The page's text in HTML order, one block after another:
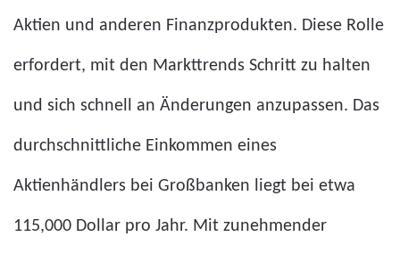
Aktien und anderen Finanzprodukten. Diese Rolle
erfordert, mit den Markttrends Schritt zu halten
und sich schnell an Änderungen anzupassen. Das
durchschnittliche Einkommen eines
Aktienhändlers bei Großbanken liegt bei etwa
115,000 Dollar pro Jahr. Mit zunehmender